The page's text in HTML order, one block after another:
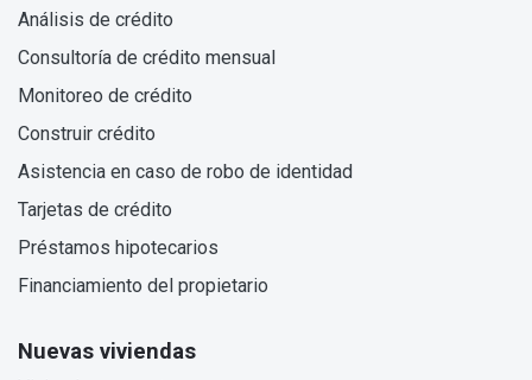
Análisis de crédito
Consultoría de crédito mensual
Monitoreo de crédito
Construir crédito
Asistencia en caso de robo de identidad
Tarjetas de crédito
Préstamos hipotecarios
Financiamiento del propietario
Nuevas viviendas